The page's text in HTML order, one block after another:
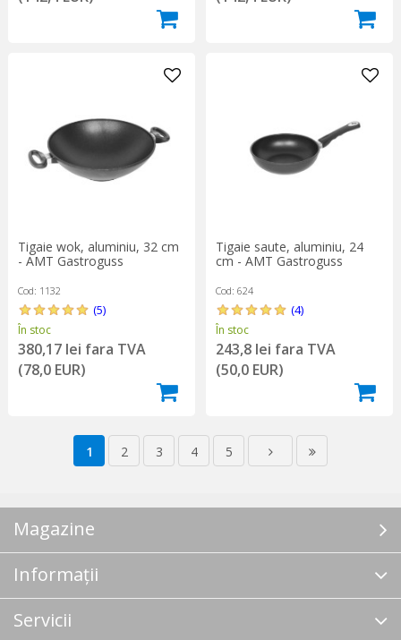
Tigaie wok, aluminiu, 32 cm
- AMT Gastroguss
Cod: 1132
(5)
În stoc
380,17 lei fara TVA
(78,0 EUR)
Tigaie saute, aluminiu, 24
cm - AMT Gastroguss
Cod: 624
(4)
În stoc
243,8 lei fara TVA
(50,0 EUR)
1 2 3 4 5
Magazine
Informații
Servicii